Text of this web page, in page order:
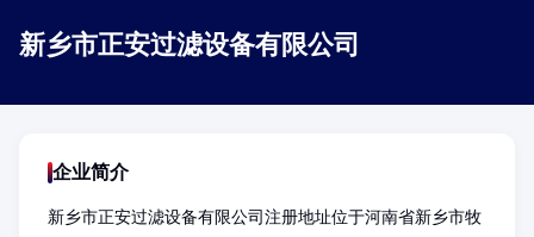
新乡市正安过滤设备有限公司
企业简介
新乡市正安过滤设备有限公司注册地址位于河南省新乡市牧